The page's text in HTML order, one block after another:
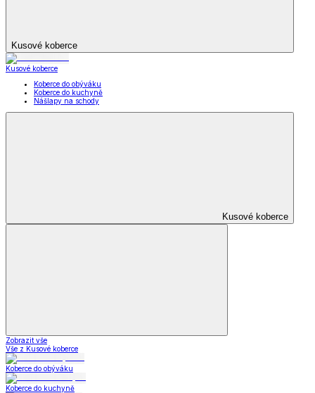
Kusové koberce
Kusové koberce
Koberce do obýváku
Koberce do kuchyně
Nášlapy na schody
Kusové koberce
Zobrazit vše
Vše z Kusové koberce
Koberce do obýváku
Koberce do kuchyně